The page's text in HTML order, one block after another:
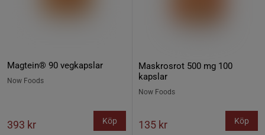
Magtein® 90 vegkapslar
Now Foods
393 kr Köp
Maskrosrot 500 mg 100
kapslar
Now Foods
135 kr Köp